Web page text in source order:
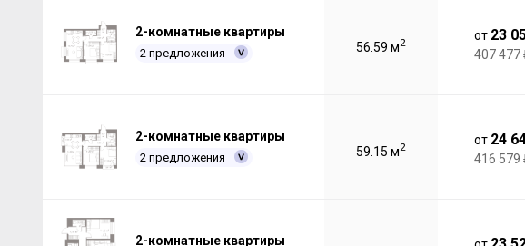
2-комнатные квартиры
2 предложения 56.59 м2
от 23
407
2-комнатные квартиры
2 предложения 59.15 м2
от 24
416
2-комнатные квартиры